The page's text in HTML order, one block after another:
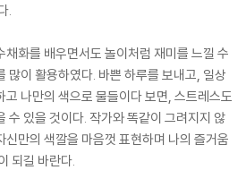
.
채화를 배우면서도 놀이처럼 재미를 느낄 수
많이 활용하였다. 바쁜 하루를 보내고, 일상
나만의 색으로 물들이다 보면, 스트레스도
수 있을 것이다. 작가와 똑같이 그려지지 않
만의 색깔을 마음껏 표현하며 나의 즐거움
되길 바란다.